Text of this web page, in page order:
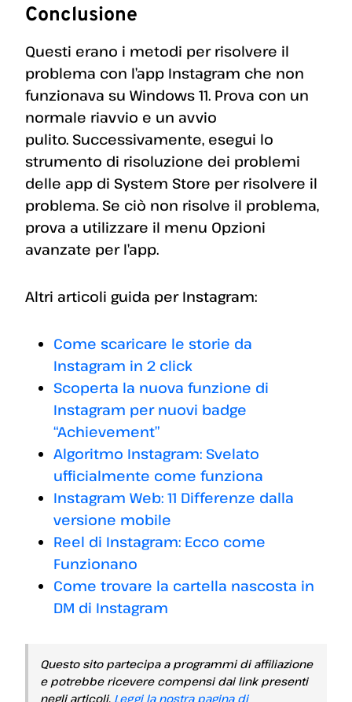
Conclusione
Questi erano i metodi per risolvere il
problema con l’app Instagram che non
funzionava su Windows 11. Prova con un
normale riavvio e un avvio
pulito. Successivamente, esegui lo
strumento di risoluzione dei problemi
delle app di System Store per risolvere il
problema. Se ciò non risolve il problema,
prova a utilizzare il menu Opzioni
avanzate per l’app.
Altri articoli guida per Instagram:
Come scaricare le storie da
Instagram in 2 click
Scoperta la nuova funzione di
Instagram per nuovi badge
“Achievement”
Algoritmo Instagram: Svelato
ufficialmente come funziona
Instagram Web: 11 Differenze dalla
versione mobile
Reel di Instagram: Ecco come
Funzionano
Come trovare la cartella nascosta in
DM di Instagram
Questo sito partecipa a programmi di affiliazione
e potrebbe ricevere compensi dai link presenti
negli articoli. Leggi la nostra pagina di